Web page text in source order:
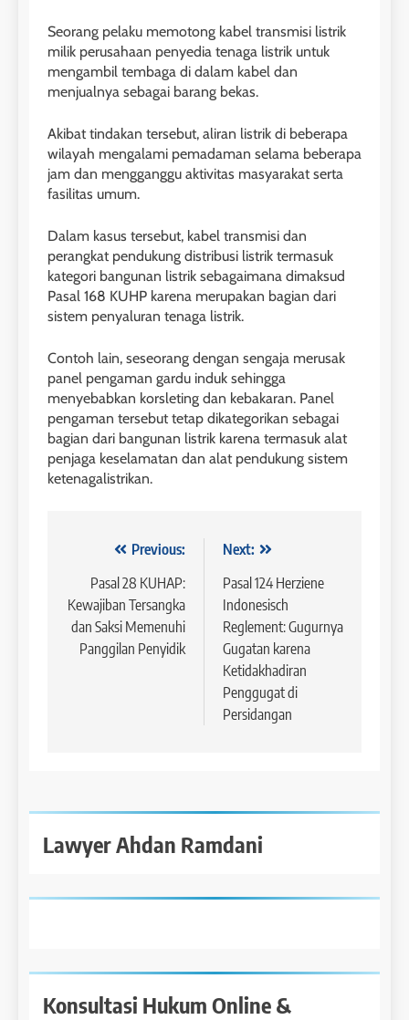
Seorang pelaku memotong kabel transmisi listrik
milik perusahaan penyedia tenaga listrik untuk
mengambil tembaga di dalam kabel dan
menjualnya sebagai barang bekas.
Akibat tindakan tersebut, aliran listrik di beberapa
wilayah mengalami pemadaman selama beberapa
jam dan mengganggu aktivitas masyarakat serta
fasilitas umum.
Dalam kasus tersebut, kabel transmisi dan
perangkat pendukung distribusi listrik termasuk
kategori bangunan listrik sebagaimana dimaksud
Pasal 168 KUHP karena merupakan bagian dari
sistem penyaluran tenaga listrik.
Contoh lain, seseorang dengan sengaja merusak
panel pengaman gardu induk sehingga
menyebabkan korsleting dan kebakaran. Panel
pengaman tersebut tetap dikategorikan sebagai
bagian dari bangunan listrik karena termasuk alat
penjaga keselamatan dan alat pendukung sistem
ketenagalistrikan.
Navigasi
pos
Previous:
Pasal 28 KUHAP:
Kewajiban Tersangka
dan Saksi Memenuhi
Panggilan Penyidik
Next:
Pasal 124 Herziene
Indonesisch
Reglement: Gugurnya
Gugatan karena
Ketidakhadiran
Penggugat di
Persidangan
Lawyer Ahdan Ramdani
Konsultasi Hukum Online &